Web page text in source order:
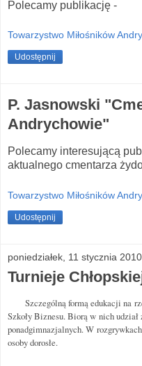
Polecamy publikację -
Towarzystwo Miłośników
Udostępnij
P. Jasnowski
Andrychowie"
Polecamy interesującą
aktualnego cmentarza
Towarzystwo Miłośników
Udostępnij
poniedziałek, 11 stycznia 2010
Turnieje
Szczególną formą edukacji na
Szkoły Biznesu. Biorą w nich
ponadgimnazjalnych. W
osoby dorosłe.